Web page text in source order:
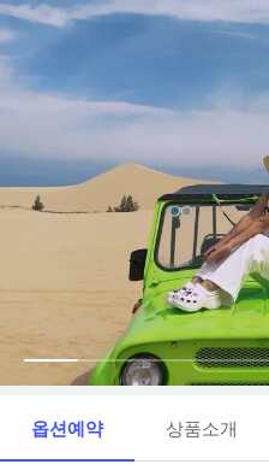
옵션예약 상품소개